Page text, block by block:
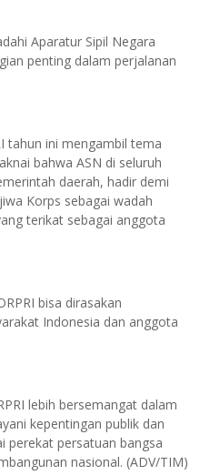
Aparatur Sipil Negara
penting dalam perjalanan
tahun ini mengambil tema
bahwa ASN di seluruh
daerah, hadir demi
Korps sebagai wadah
terikat sebagai anggota
bisa dirasakan
Indonesia dan anggota
lebih bersemangat dalam
kepentingan publik dan
perekat persatuan bangsa
nasional. (ADV/TIM)